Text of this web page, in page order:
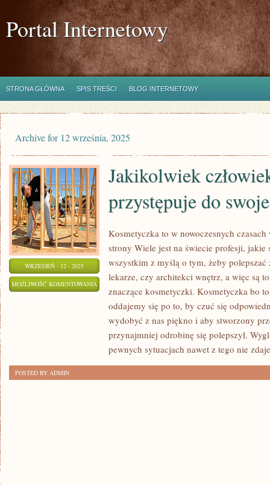
Portal Internetowy
STRONA GŁÓWNA SPIS TREŚCI BLOG INTERNETOWY
Archive for 12 września, 2025
WRZESIEŃ - 12 - 2025
MOŻLIWOŚĆ KOMENTOWANIA
INACZEJ
Jakikolwiek
przystępuje do
Kosmetyczka to w nowoczesnych
strony Wiele jest na świecie profesji, jakie
wszystkim z myślą o tym, żeby polepszać
lekarze, czy architekci wnętrz, a więc są
znaczące kosmetyczki. Kosmetyczka bo
oddajemy się po to, by czuć się
wydobyć z nas piękno i aby stworzony
przynajmniej odrobinę się polepszył.
pewnych sytuacjach nawet z tego nie
POSTED BY ADMIN